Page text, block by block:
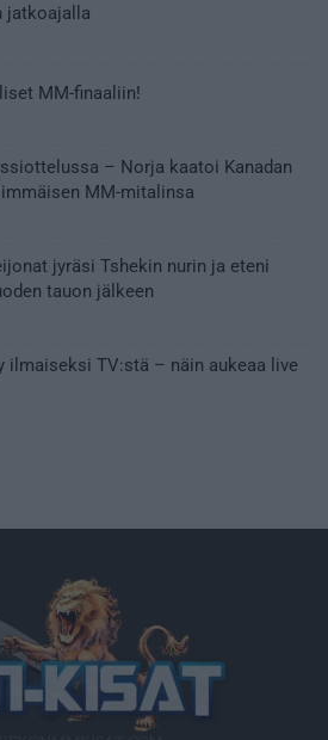
jatkoajalla
MM-finaaliin!
– Norja kaatoi Kanadan
MM-mitalinsa
jyräsi Tshekin nurin ja eteni
tauon jälkeen
ilmaiseksi TV:stä – näin aukeaa live